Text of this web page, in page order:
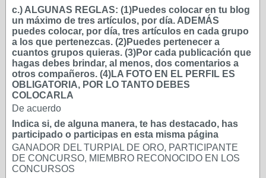
c.) ALGUNAS REGLAS: (1)Puedes colocar en tu blog
un máximo de tres artículos, por día. ADEMÁS
puedes colocar, por día, tres artículos en cada grupo
a los que pertenezcas. (2)Puedes pertenecer a
cuantos grupos quieras. (3)Por cada publicación que
hagas debes brindar, al menos, dos comentarios a
otros compañeros. (4)LA FOTO EN EL PERFIL ES
OBLIGATORIA, POR LO TANTO DEBES
COLOCARLA
De acuerdo
Indica si, de alguna manera, te has destacado, has
participado o participas en esta misma página
GANADOR DEL TURPIAL DE ORO, PARTICIPANTE
DE CONCURSO, MIEMBRO RECONOCIDO EN LOS
CONCURSOS